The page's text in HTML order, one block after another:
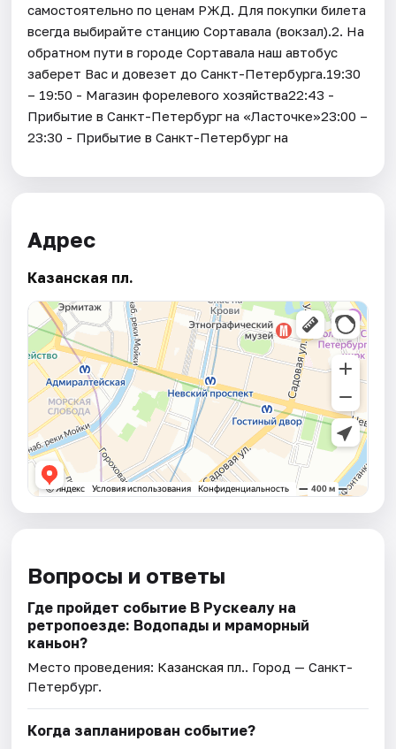
самостоятельно по ценам РЖД. Для покупки билета
всегда выбирайте станцию Сортавала (вокзал).2. На
обратном пути в городе Сортавала наш автобус
заберет Вас и довезет до Санкт-Петербурга.19:30
– 19:50 - Магазин форелевого хозяйства22:43 -
Прибытие в Санкт-Петербург на «Ласточке»23:00 –
23:30 - Прибытие в Санкт-Петербург на
Адрес
Казанская пл.
Вопросы и ответы
Где пройдет событие В Рускеалу на
ретропоезде: Водопады и мраморный
каньон?
Место проведения: Казанская пл.. Город — Санкт-
Петербург.
Когда запланирован событие?